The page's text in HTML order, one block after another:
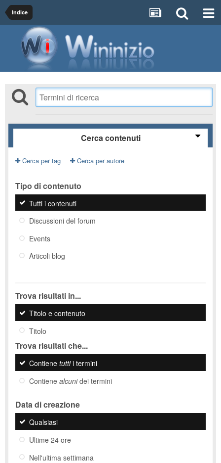
Indice
Cerca contenuti
Cerca per tag Cerca per autore
Tipo di contenuto
Tutti i contenuti
Discussioni del forum
Events
Articoli blog
Trova risultati in...
Titolo e contenuto
Titolo
Trova risultati che...
Contiene tuttii termini
Contiene alcunidei termini
Data di creazione
Qualsiasi
Ultime 24 ore
Nell'ultima settimana